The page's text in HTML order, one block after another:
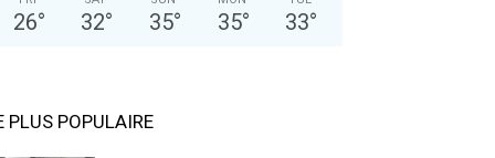
26° 32° 35° 35° 33°
PLUS POPULAIRE